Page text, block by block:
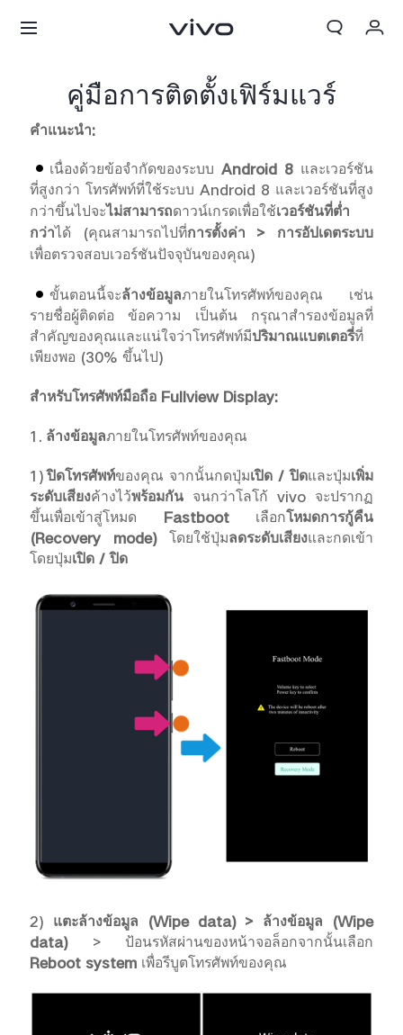
ประเทศไทย | เลือกประเทศ/ภูมิภาค
บัญชีของฉัน
คู่มือการติดตั้งเฟิร์มแวร์
คำแนะนำ:
เนื่องด้วยข้อจำกัดของระบบAndroid 8และเวอร์ชัน
ที่สูงกว่า โทรศัพท์ที่ใช้ระบบ Android 8 และเวอร์ชันที่สูง
กว่าขึ้นไปจะไม่สามารถดาวน์เกรดเพื่อใช้เวอร์ชันที่ต่ำ
กว่าได้ (คุณสามารถไปที่การตั้งค่า > การอัปเดตระบบ
เพื่อตรวจสอบเวอร์ชันปัจจุบันของคุณ)
ขั้นตอนนี้จะล้างข้อมูลภายในโทรศัพท์ของคุณ เช่น
รายชื่อผู้ติดต่อ ข้อความ เป็นต้น กรุณาสำรองข้อมูลที่
สำคัญของคุณและแน่ใจว่าโทรศัพท์มีปริมาณแบตเตอรี่ที่
เพียงพอ (30% ขึ้นไป)
สำหรับโทรศัพท์มือถือ Fullview Display:
1. ล้างข้อมูลภายในโทรศัพท์ของคุณ
1) ปิดโทรศัพท์ของคุณ จากนั้นกดปุ่มเปิด / ปิดและปุ่มเพิ่ม
ระดับเสียงค้างไว้พร้อมกัน จนกว่าโลโก้ vivo จะปรากฏ
ขึ้นเพื่อเข้าสู่โหมด Fastbootเลือกโหมดการกู้คืน
(Recovery mode)โดยใช้ปุ่มลดระดับเสียงและกดเข้า
โดยปุ่มเปิด / ปิด
2) แตะล้างข้อมูล (Wipe data) > ล้างข้อมูล (Wipe
data) > ป้อนรหัสผ่านของหน้าจอล็อกจากนั้นเลือก
Reboot system เพื่อรีบูตโทรศัพท์ของคุณ